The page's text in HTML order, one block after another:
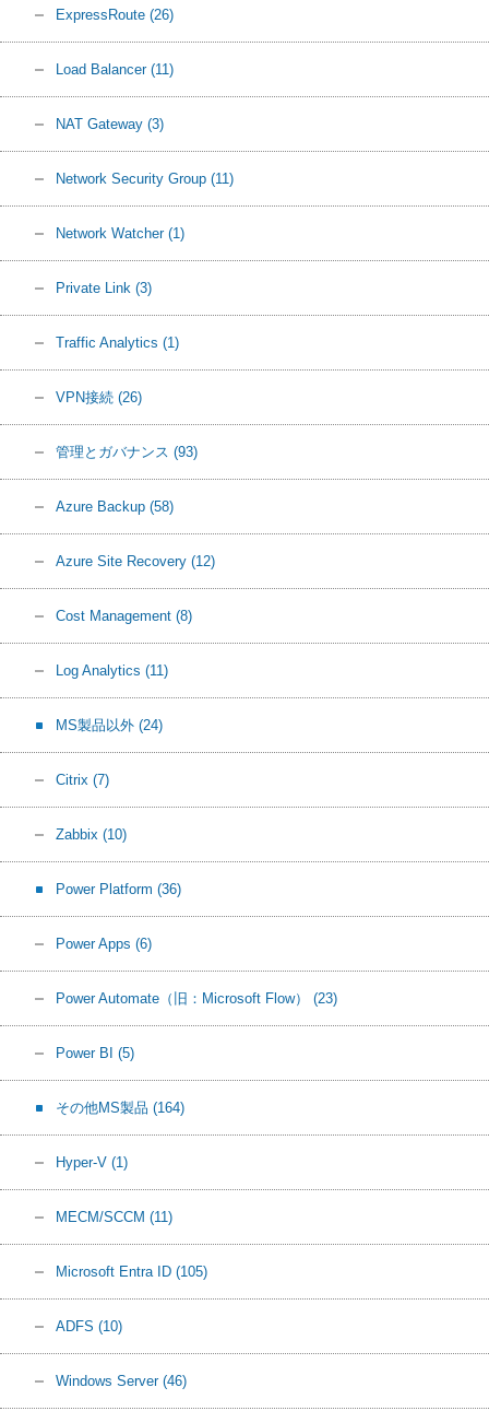
ExpressRoute (26)
Load Balancer (11)
NAT Gateway (3)
Network Security Group (11)
Network Watcher (1)
Private Link (3)
Traffic Analytics (1)
VPN接続 (26)
管理とガバナンス (93)
Azure Backup (58)
Azure Site Recovery (12)
Cost Management (8)
Log Analytics (11)
MS製品以外 (24)
Citrix (7)
Zabbix (10)
Power Platform (36)
Power Apps (6)
Power Automate（旧：Microsoft Flow） (23)
Power BI (5)
その他MS製品 (164)
Hyper-V (1)
MECM/SCCM (11)
Microsoft Entra ID (105)
ADFS (10)
Windows Server (46)